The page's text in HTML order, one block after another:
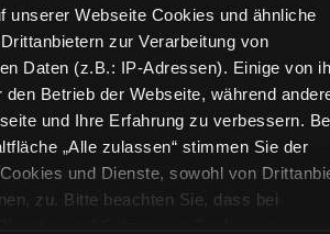
unserer Webseite Cookies und ähnliche
zur Verarbeitung von
Daten (z.B.: IP-Adressen). Einige von
den Betrieb der Webseite, während
und Ihre Erfahrung zu verbessern.
„Alle zulassen“ stimmen Sie der
und Dienste, sowohl von
zu. Bitte beachten Sie, dass bei
digital